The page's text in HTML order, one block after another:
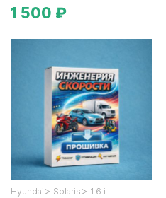
1 500 ₽
Hyundai > Solaris > 1.6 i